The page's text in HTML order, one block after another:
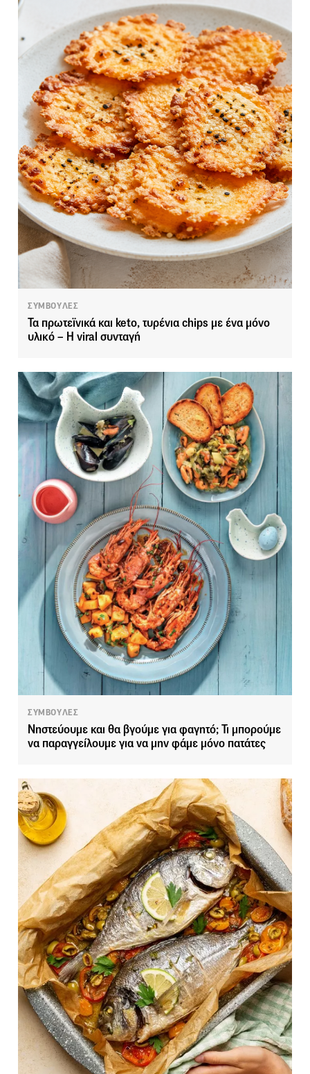
ΣΥΜΒΟΥΛΕΣ
Τα πρωτεϊνικά και keto, τυρένια chips με ένα μόνο
υλικό – Η viral συνταγή
ΣΥΜΒΟΥΛΕΣ
Νηστεύουμε και θα βγούμε για φαγητό; Τι μπορούμε
να παραγγείλουμε για να μην φάμε μόνο πατάτες